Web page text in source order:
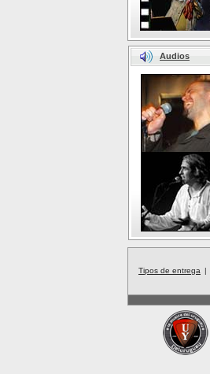
Audios
Tipos de entrega |